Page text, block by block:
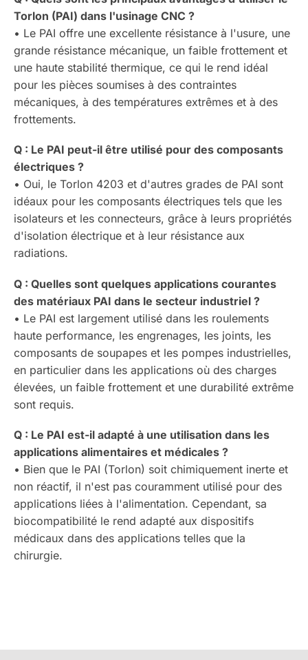
Torlon (PAI) dans l'usinage CNC ?
• Le PAI offre une excellente résistance à l'usure, une
grande résistance mécanique, un faible frottement et
une haute stabilité thermique, ce qui le rend idéal
pour les pièces soumises à des contraintes
mécaniques, à des températures extrêmes et à des
frottements.
Q : Le PAI peut-il être utilisé pour des composants
électriques ?
• Oui, le Torlon 4203 et d'autres grades de PAI sont
idéaux pour les composants électriques tels que les
isolateurs et les connecteurs, grâce à leurs propriétés
d'isolation électrique et à leur résistance aux
radiations.
Q : Quelles sont quelques applications courantes
des matériaux PAI dans le secteur industriel ?
• Le PAI est largement utilisé dans les roulements
haute performance, les engrenages, les joints, les
composants de soupapes et les pompes industrielles,
en particulier dans les applications où des charges
élevées, un faible frottement et une durabilité extrême
sont requis.
Q : Le PAI est-il adapté à une utilisation dans les
applications alimentaires et médicales ?
• Bien que le PAI (Torlon) soit chimiquement inerte et
non réactif, il n'est pas couramment utilisé pour des
applications liées à l'alimentation. Cependant, sa
biocompatibilité le rend adapté aux dispositifs
médicaux dans des applications telles que la
chirurgie.